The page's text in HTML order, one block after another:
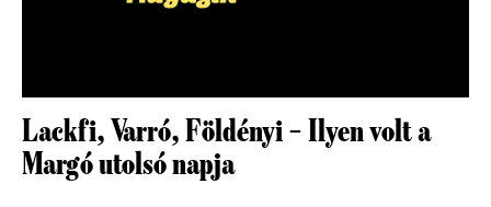
Lackfi, Varró, Földényi – Ilyen volt a
Margó utolsó napja